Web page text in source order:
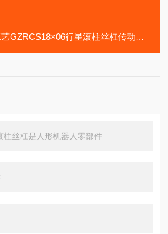
行星滚柱丝杠传动电缸3C组装测试